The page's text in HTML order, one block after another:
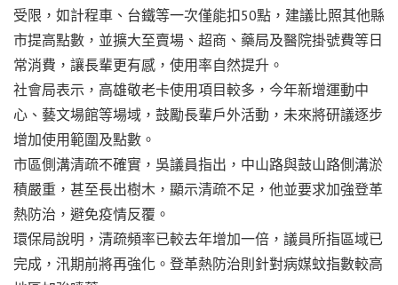
受限，如計程車、台鐵等一次僅能扣50點，建議比照其他縣
市提高點數，並擴大至賣場、超商、藥局及醫院掛號費等日
常消費，讓長輩更有感，使用率自然提升。
社會局表示，高雄敬老卡使用項目較多，今年新增運動中
心、藝文場館等場域，鼓勵長輩戶外活動，未來將研議逐步
增加使用範圍及點數。
市區側溝清疏不確實，吳議員指出，中山路與鼓山路側溝淤
積嚴重，甚至長出樹木，顯示清疏不足，他並要求加強登革
熱防治，避免疫情反覆。
環保局說明，清疏頻率已較去年增加一倍，議員所指區域已
完成，汛期前將再強化。登革熱防治則針對病媒蚊指數較高